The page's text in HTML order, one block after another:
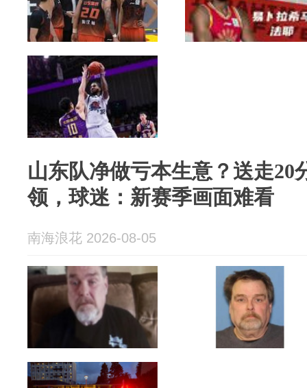
山东队净做亏本生意？送走20
领，球迷：新赛季画面难看
南海浪花 2026-08-05